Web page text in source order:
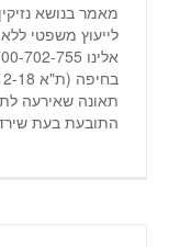
מאמר בנושא
לייעוץ משפטי
תאונה שאירעה
התובעת בעת